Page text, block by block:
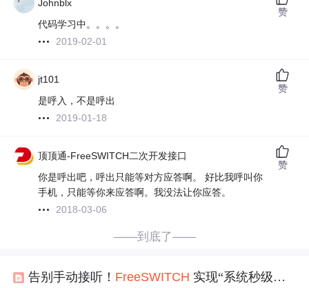
Johnblx
代码学习中。。。。
2019-02-01
赞
jt101
是呼入，不是呼出
2019-01-18
赞
顶顶通-FreeSWITCH二次开发接口
你是呼出吧，呼出只能等对方应答啊。 好比我呼叫你
手机，只能等你来应答啊。我没法让你应答。
2018-03-06
赞
——到底了——
告别手动接听！ FreeSWITCH 实现“系统秒级代接”全攻略